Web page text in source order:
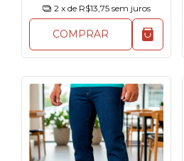
2 x de R$13,75 sem juros
COMPRAR